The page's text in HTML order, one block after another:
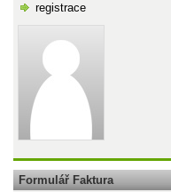
registrace
Formulář Faktura